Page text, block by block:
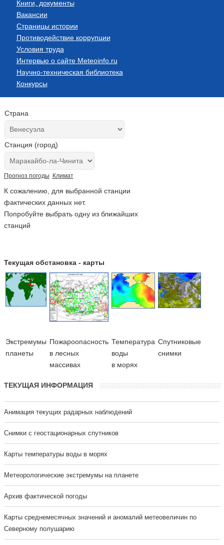
Книги, документы
Вакансии
Страницы истории
Противодействие коррупции
Условия труда
Интервью о сайте Meteoinfo.ru
Научно-техническая библиотека
Конкурсы
Страна
Станция (город)
Прогноз погоды Климат
К сожалению, для выбранной станции
фактических данных нет.
Попробуйте выбрать одну из ближайших
станций
Текущая обстановка - карты
Экстремумы
планеты
Пожароопасность
в лесных
массивах
Температура
воды
в морях
Cпутниковые
снимки
ТЕКУЩАЯ ИНФОРМАЦИЯ
Анимация текущих радарных наблюдений
Cнимки с геостационарных спутников
Карты температуры воды в морях
Метеорологические экстремумы на планете
Архив фактической погоды
Карты среднемесячных значений и аномалий метеовеличин по
Северному полушарию